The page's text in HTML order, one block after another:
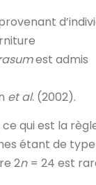
est admis
et al. (2002).
qui est la
étant de
2n= 24 est